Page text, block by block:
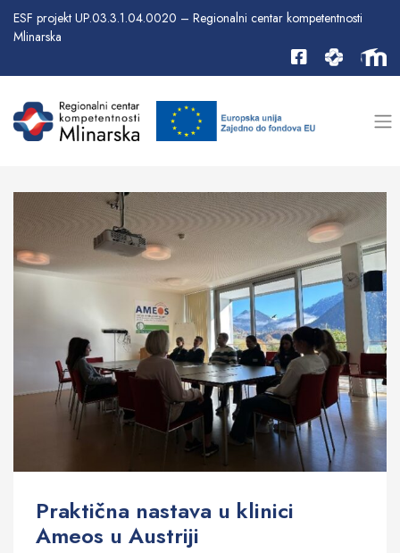
ESF projekt UP.03.3.1.04.0020 – Regionalni centar kompetentnosti
Mlinarska
Praktična nastava u klinici
Ameos u Austriji